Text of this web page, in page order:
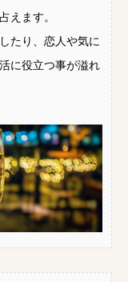
えます。
たり、恋人や気に
に役立つ事が溢れ